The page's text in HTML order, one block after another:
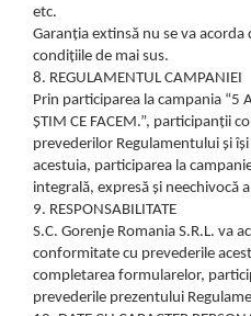
etc.
Garanția extinsă nu se va
condițiile de mai sus.
8. REGULAMENTUL CAMPANIEI
Prin participarea la campania “5
ȘTIM CE FACEM.”, participanții
prevederilor Regulamentului și
acestuia, participarea la
integrală, expresă și neechivocă
9. RESPONSABILITATE
S.C. Gorenje Romania S.R.L. va
conformitate cu prevederile
completarea formularelor,
prevederile prezentului